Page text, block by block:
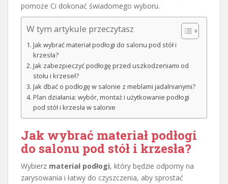
pomoże Ci dokonać świadomego wyboru.
W tym artykule przeczytasz
Jak wybrać materiał podłogi do salonu pod stół i
krzesła?
Jak zabezpieczyć podłogę przed uszkodzeniami od
stołu i krzeseł?
Jak dbać o podłogę w salonie z meblami jadalnianymi?
Plan działania: wybór, montaż i użytkowanie podłogi
pod stół i krzesła w salonie
Jak wybrać materiał podłogi
do salonu pod stół i krzesła?
Wybierz materiał podłogi, który będzie odporny na
zarysowania i łatwy do czyszczenia, aby sprostać